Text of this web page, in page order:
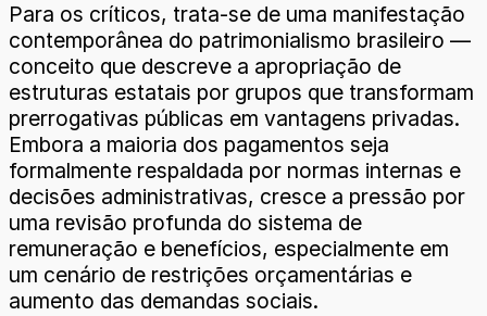
Para os críticos, trata-se de uma manifestação
contemporânea do patrimonialismo brasileiro —
conceito que descreve a apropriação de
estruturas estatais por grupos que transformam
prerrogativas públicas em vantagens privadas.
Embora a maioria dos pagamentos seja
formalmente respaldada por normas internas e
decisões administrativas, cresce a pressão por
uma revisão profunda do sistema de
remuneração e benefícios, especialmente em
um cenário de restrições orçamentárias e
aumento das demandas sociais.